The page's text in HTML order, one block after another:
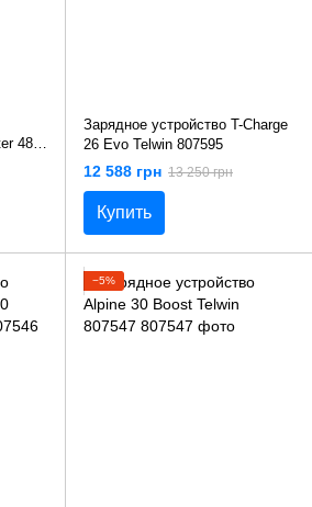
48/2
Зарядное устройство T-Charge
26 Evo Telwin 807595
12 588 грн 13 250 грн
Купить
−5%